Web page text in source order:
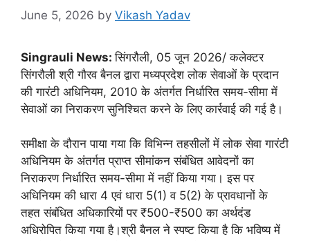
June 5, 2026 by Vikash Yadav
Singrauli News:सिंगरौली, 05 जून 2026/ कलेक्टर
सिंगरौली श्री गौरव बैनल द्वारा मध्यप्रदेश लोक सेवाओं के प्रदान
की गारंटी अधिनियम, 2010 के अंतर्गत निर्धारित समय-सीमा में
सेवाओं का निराकरण सुनिश्चित करने के लिए कार्रवाई की गई है।
समीक्षा के दौरान पाया गया कि विभिन्न तहसीलों में लोक सेवा गारंटी
अधिनियम के अंतर्गत प्राप्त सीमांकन संबंधित आवेदनों का
निराकरण निर्धारित समय-सीमा में नहीं किया गया। इस पर
अधिनियम की धारा 4 एवं धारा 5(1) व 5(2) के प्रावधानों के
तहत संबंधित अधिकारियों पर ₹500-₹500 का अर्थदंड
अधिरोपित किया गया है।श्री बैनल ने स्पष्ट किया है कि भविष्य में